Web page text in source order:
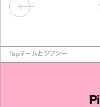
Top マームとジプシー